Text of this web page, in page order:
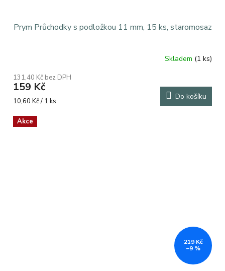
Prym Průchodky s podložkou 11 mm, 15 ks, staromosaz
Skladem (1 ks)
131,40 Kč bez DPH
159 Kč
Měrná
10,60 Kč / 1 ks Do košíku
Akce
219 Kč
–9 %